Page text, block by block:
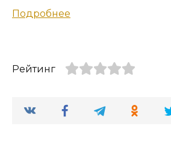
Подробнее
Рейтинг